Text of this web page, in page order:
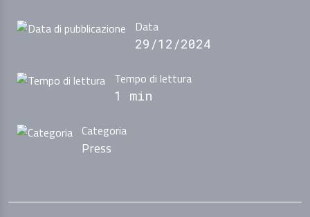
Data
29/12/2024
Tempo di lettura
1 min
Categoria
Press